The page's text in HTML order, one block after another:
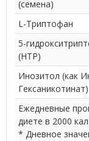
(семена)
L-Триптофан
5-
(HTP)
Инозитол (как
Гексаникотинат)
Ежедневные
диете в 2000
* Дневное